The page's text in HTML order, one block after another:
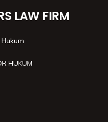
LAW FIRM
HUKUM